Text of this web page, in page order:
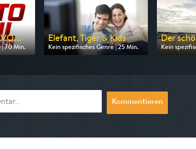
| 70 Min.
Elefant, Tiger & Kids
Kein spezifisches Genre | 25 Min.
Ausgestrahlt von ARD
Der
Kein
Kommentieren